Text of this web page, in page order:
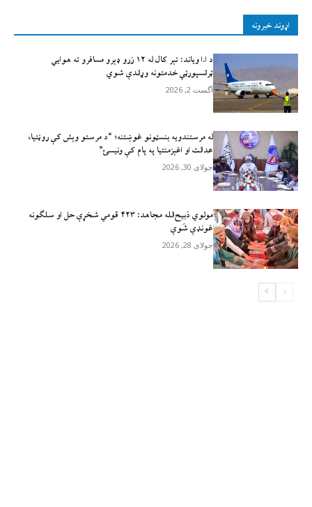
اړوند خبرونه
د ا.ا وياند: تېر کال له ۱۲ زرو ډېرو مسافرو ته هوايي
ټرانسپورټي خدمتونه وړاندې شوي
آگست 2, 2026
له مرستندویه بنسټونو غوښتنه؛ “د مرستو وېش کې روڼتیا،
عدالت او اغېزمنتیا په پام کې ونیسئ”
جولای 30, 2026
مولوي ذبيح‌الله مجاهد: ۴۲۳ قومي شخړې حل او سلګونه
غونډې شَوې
جولای 28, 2026